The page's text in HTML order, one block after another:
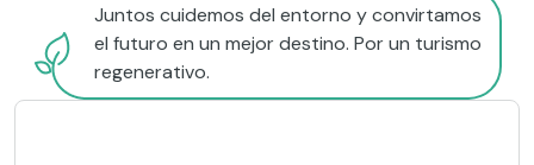
Juntos cuidemos del entorno y convirtamos
el futuro en un mejor destino. Por un turismo
regenerativo.